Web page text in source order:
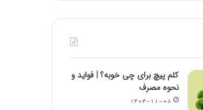
کلم پیچ برای چی خوبه؟ | فواید و
نحوه مصرف
۱۴۰۴-۱۱-۰۸